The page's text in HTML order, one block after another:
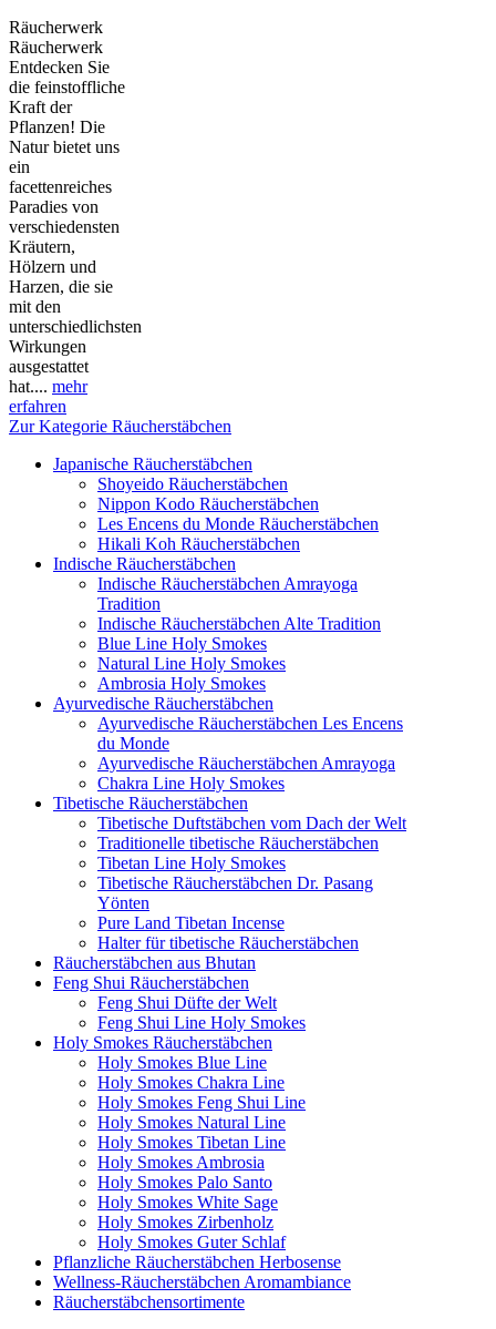
Räucherwerk
Räucherwerk
Entdecken Sie
die feinstoffliche
Kraft der
Pflanzen! Die
Natur bietet uns
ein
facettenreiches
Paradies von
verschiedensten
Kräutern,
Hölzern und
Harzen, die sie
mit den
unterschiedlichsten
Wirkungen
ausgestattet
hat.... mehr
erfahren
Zur Kategorie Räucherstäbchen
Japanische Räucherstäbchen
Shoyeido Räucherstäbchen
Nippon Kodo Räucherstäbchen
Les Encens du Monde Räucherstäbchen
Hikali Koh Räucherstäbchen
Indische Räucherstäbchen
Indische Räucherstäbchen Amrayoga
Tradition
Indische Räucherstäbchen Alte Tradition
Blue Line Holy Smokes
Natural Line Holy Smokes
Ambrosia Holy Smokes
Ayurvedische Räucherstäbchen
Ayurvedische Räucherstäbchen Les Encens
du Monde
Ayurvedische Räucherstäbchen Amrayoga
Chakra Line Holy Smokes
Tibetische Räucherstäbchen
Tibetische Duftstäbchen vom Dach der Welt
Traditionelle tibetische Räucherstäbchen
Tibetan Line Holy Smokes
Tibetische Räucherstäbchen Dr. Pasang
Yönten
Pure Land Tibetan Incense
Halter für tibetische Räucherstäbchen
Räucherstäbchen aus Bhutan
Feng Shui Räucherstäbchen
Feng Shui Düfte der Welt
Feng Shui Line Holy Smokes
Holy Smokes Räucherstäbchen
Holy Smokes Blue Line
Holy Smokes Chakra Line
Holy Smokes Feng Shui Line
Holy Smokes Natural Line
Holy Smokes Tibetan Line
Holy Smokes Ambrosia
Holy Smokes Palo Santo
Holy Smokes White Sage
Holy Smokes Zirbenholz
Holy Smokes Guter Schlaf
Pflanzliche Räucherstäbchen Herbosense
Wellness-Räucherstäbchen Aromambiance
Räucherstäbchensortimente